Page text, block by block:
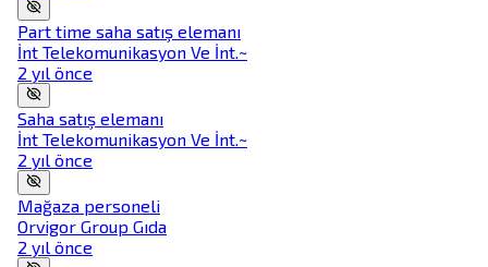
Part time saha satış elemanı
İnt Telekomunikasyon Ve İnt.~
2 yıl önce
Saha satış elemanı
İnt Telekomunikasyon Ve İnt.~
2 yıl önce
Mağaza personeli
Orvigor Group Gıda
2 yıl önce